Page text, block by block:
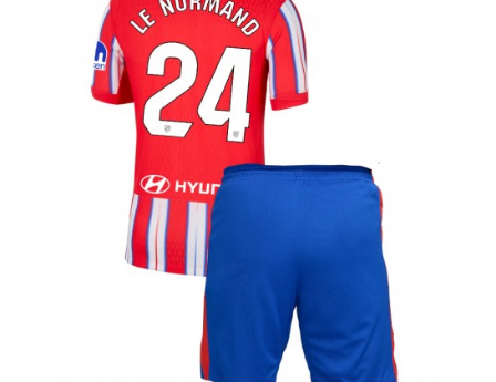
Kontakta oss
Mitt konto
Storleksguiden